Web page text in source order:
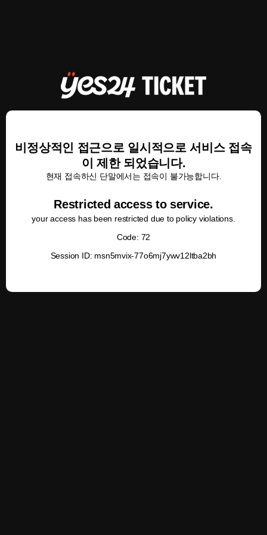
비정상적인 접근으로 일시적으로 서비스 접속
이 제한 되었습니다.
현재 접속하신 단말에서는 접속이 불가능합니다.
Restricted access to service.
your access has been restricted due to policy violations.
Code: 72
Session ID: msn5mvix-77o6mj7ywv12ltba2bh